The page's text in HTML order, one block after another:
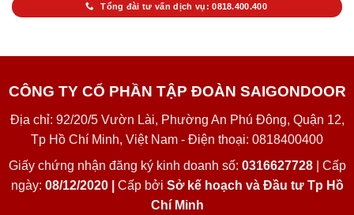
Tổng đài tư vấn dịch vụ: 0818.400.400
CÔNG TY CỔ PHẦN TẬP ĐOÀN SAIGONDOOR
Địa chỉ: 92/20/5 Vườn Lài, Phường An Phú Đông, Quận 12,
Tp Hồ Chí Minh, Việt Nam - Điện thoại: 0818400400
Giấy chứng nhận đăng ký kinh doanh số: 0316627728| Cấp
ngày: 08/12/2020 | Cấp bởi Sở kế hoạch và Đầu tư Tp Hồ
Chí Minh